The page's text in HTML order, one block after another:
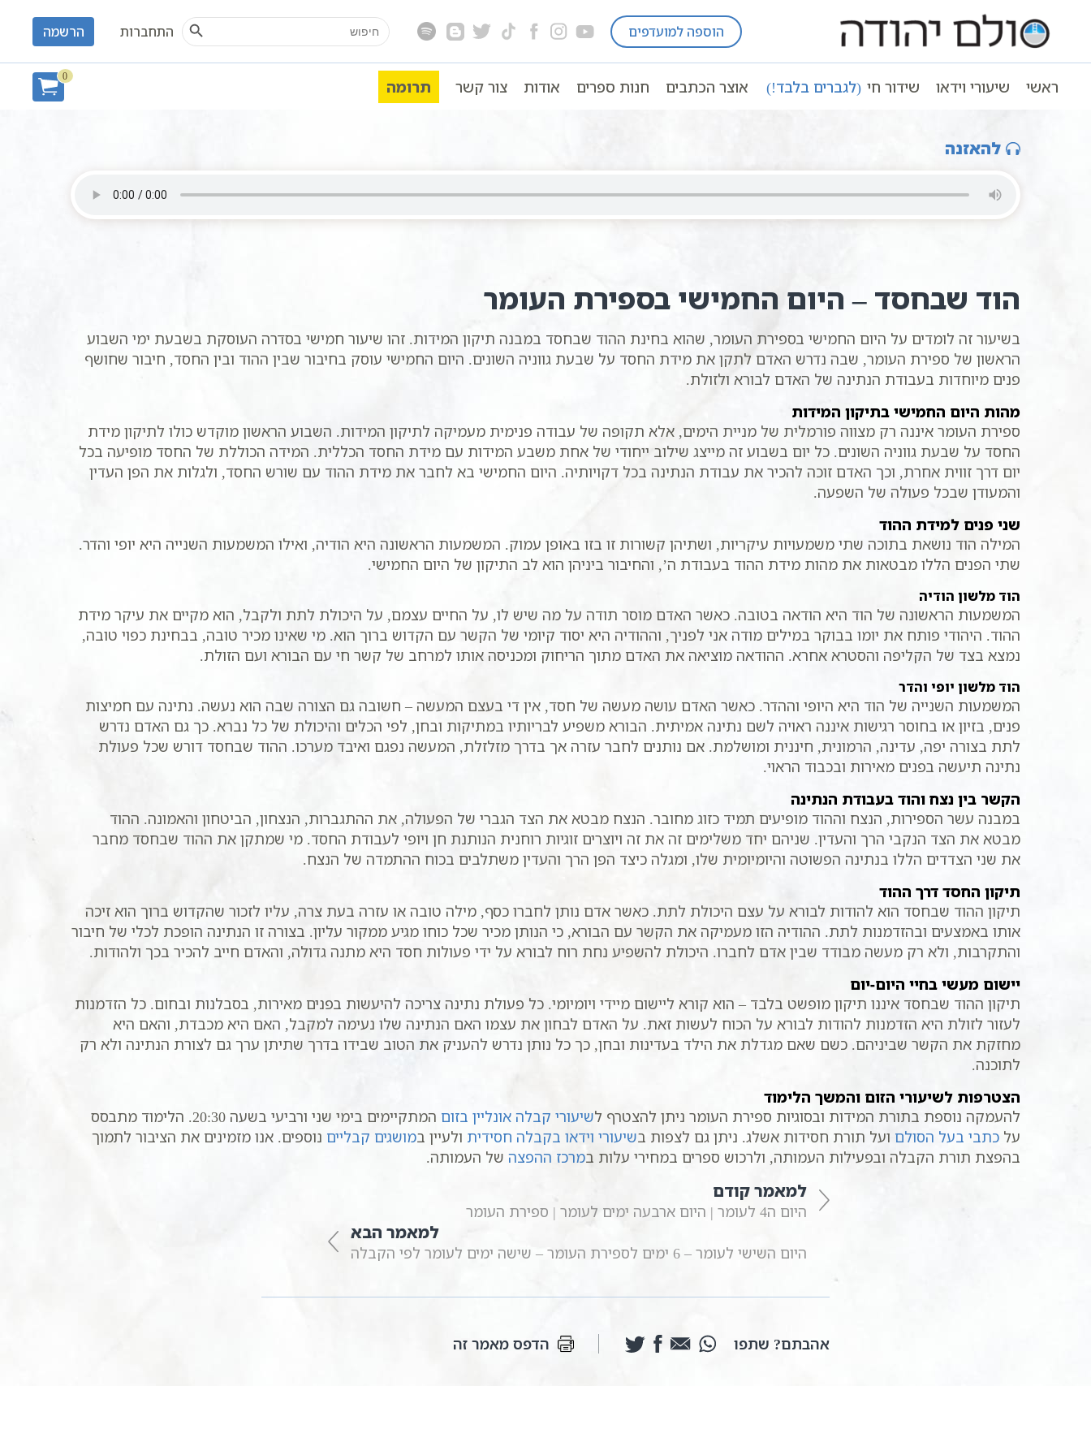
הוספה למועדפים Search
for:
Search Button
התחברות הרשמה
ראשי שיעורי וידאו שידור חי (לגברים בלבד!) אוצר הכתבים חנות ספרים אודות צור קשר תרומה
0
עמוד ראשי שיעורי וידאו חגים ומועדים לפי הזוהר
ספירת העומר לפי הקבלה מאת הרב שקד אליהו פנחס
חמישה ימים לעומר – ספירת העומר היום החמישי | 5 ימים לספירת העומר
להאזנה
הוד שבחסד – היום החמישי בספירת העומר
בשיעור זה לומדים על היום החמישי בספירת העומר, שהוא בחינת ההוד שבחסד במבנה תיקון המידות. זהו שיעור חמישי בסדרה העוסקת בשבעת ימי השבוע
הראשון של ספירת העומר, שבה נדרש האדם לתקן את מידת החסד על שבעת גווניה השונים. היום החמישי עוסק בחיבור שבין ההוד ובין החסד, חיבור שחושף
פנים מיוחדות בעבודת הנתינה של האדם לבורא ולזולת.
מהות היום החמישי בתיקון המידות
ספירת העומר איננה רק מצווה פורמלית של מניית הימים, אלא תקופה של עבודה פנימית מעמיקה לתיקון המידות. השבוע הראשון מוקדש כולו לתיקון מידת
החסד על שבעת גווניה השונים. כל יום בשבוע זה מייצג שילוב ייחודי של אחת משבע המידות עם מידת החסד הכללית. המידה הכוללת של החסד מופיעה בכל
יום דרך זווית אחרת, וכך האדם זוכה להכיר את עבודת הנתינה בכל דקויותיה. היום החמישי בא לחבר את מידת ההוד עם שורש החסד, ולגלות את הפן העדין
והמעודן שבכל פעולה של השפעה.
שני פנים למידת ההוד
המילה הוד נושאת בתוכה שתי משמעויות עיקריות, ושתיהן קשורות זו בזו באופן עמוק. המשמעות הראשונה היא הודיה, ואילו המשמעות השנייה היא יופי והדר.
שתי הפנים הללו מבטאות את מהות מידת ההוד בעבודת ה’, והחיבור ביניהן הוא לב התיקון של היום החמישי.
הוד מלשון הודיה
המשמעות הראשונה של הוד היא הודאה בטובה. כאשר האדם מוסר תודה על מה שיש לו, על החיים עצמם, על היכולת לתת ולקבל, הוא מקיים את עיקר מידת
ההוד. היהודי פותח את יומו בבוקר במילים מודה אני לפניך, וההודיה היא יסוד קיומי של הקשר עם הקדוש ברוך הוא. מי שאינו מכיר טובה, בבחינת כפוי טובה,
נמצא בצד של הקליפה והסטרא אחרא. ההודאה מוציאה את האדם מתוך הריחוק ומכניסה אותו למרחב של קשר חי עם הבורא ועם הזולת.
הוד מלשון יופי והדר
המשמעות השנייה של הוד היא היופי וההדר. כאשר האדם עושה מעשה של חסד, אין די בעצם המעשה – חשובה גם הצורה שבה הוא נעשה. נתינה עם חמיצות
פנים, בזיון או בחוסר רגישות איננה ראויה לשם נתינה אמיתית. הבורא משפיע לבריותיו במתיקות ובחן, לפי הכלים והיכולת של כל נברא. כך גם האדם נדרש
לתת בצורה יפה, עדינה, הרמונית, חיננית ומושלמת. אם נותנים לחבר עזרה אך בדרך מזלזלת, המעשה נפגם ואיבד מערכו. ההוד שבחסד דורש שכל פעולת
נתינה תיעשה בפנים מאירות ובכבוד הראוי.
הקשר בין נצח והוד בעבודת הנתינה
במבנה עשר הספירות, הנצח וההוד מופיעים תמיד כזוג מחובר. הנצח מבטא את הצד הגברי של הפעולה, את ההתגברות, הנצחון, הביטחון והאמונה. ההוד
מבטא את הצד הנקבי הרך והעדין. שניהם יחד משלימים זה את זה ויוצרים זוגיות רוחנית הנותנת חן ויופי לעבודת החסד. מי שמתקן את ההוד שבחסד מחבר
את שני הצדדים הללו בנתינה הפשוטה והיומיומית שלו, ומגלה כיצד הפן הרך והעדין משתלבים בכוח ההתמדה של הנצח.
תיקון החסד דרך ההוד
תיקון ההוד שבחסד הוא להודות לבורא על עצם היכולת לתת. כאשר אדם נותן לחברו כסף, מילה טובה או עזרה בעת צרה, עליו לזכור שהקדוש ברוך הוא זיכה
אותו באמצעים ובהזדמנות לתת. ההודיה הזו מעמיקה את הקשר עם הבורא, כי הנותן מכיר שכל כוחו מגיע ממקור עליון. בצורה זו הנתינה הופכת לכלי של חיבור
והתקרבות, ולא רק מעשה מבודד שבין אדם לחברו. היכולת להשפיע נחת רוח לבורא על ידי פעולות חסד היא מתנה גדולה, והאדם חייב להכיר בכך ולהודות.
יישום מעשי בחיי היום-יום
תיקון ההוד שבחסד איננו תיקון מופשט בלבד – הוא קורא ליישום מיידי ויומיומי. כל פעולת נתינה צריכה להיעשות בפנים מאירות, בסבלנות ובחום. כל הזדמנות
לעזור לזולת היא הזדמנות להודות לבורא על הכוח לעשות זאת. על האדם לבחון את עצמו האם הנתינה שלו נעימה למקבל, האם היא מכבדת, והאם היא
מחזקת את הקשר שביניהם. כשם שאם מגדלת את הילד בעדינות ובחן, כך כל נותן נדרש להעניק את הטוב שבידו בדרך שתיתן ערך גם לצורת הנתינה ולא רק
לתוכנה.
הצטרפות לשיעורי הזום והמשך הלימוד
להעמקה נוספת בתורת המידות ובסוגיות ספירת העומר ניתן להצטרף לשיעורי קבלה אונליין בזום
המתקיימים בימי שני ורביעי בשעה 20:30. הלימוד מתבסס
על כתבי בעל הסולם ועל תורת חסידות אשלג. ניתן גם לצפות בשיעורי וידאו בקבלה חסידית ולעיין במושגים קבליים נוספים. אנו מזמינים את הציבור לתמוך
בהפצת תורת הקבלה ובפעילות העמותה, ולרכוש ספרים במחירי עלות במרכז ההפצה של העמותה.
למאמר קודם
היום ה4 לעומר | היום ארבעה ימים לעומר | ספירת העומר
למאמר הבא
היום השישי לעומר – 6 ימים לספירת העומר – שישה ימים לעומר לפי הקבלה
אהבתם? שתפו הדפס מאמר זה